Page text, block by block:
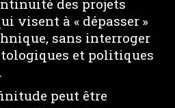
des projets
visent à « dépasser »
sans interroger
et politiques
peut être